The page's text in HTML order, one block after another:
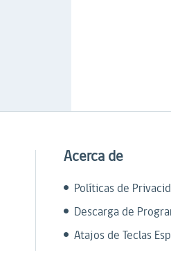
Acerca de
Políticas de
Descarga de
Atajos de Teclas